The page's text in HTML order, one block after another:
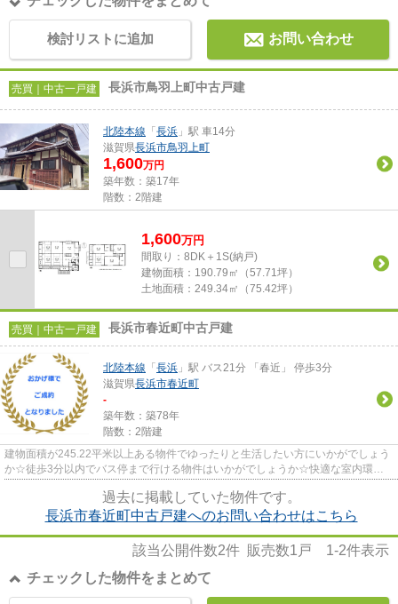
検討リストに追加 お問い合わせ
売買｜中古一戸建 長浜市鳥羽上町中古戸建
北陸本線 「 長浜 」駅 車14分
滋賀県長浜市鳥羽上町
1,600万円
築年数：築17年
階数：2階建
1,600万円
間取り：8DK＋1S(納戸)
建物面積： 190.79㎡（57.71坪）
土地面積： 249.34㎡（75.42坪）
売買｜中古一戸建 長浜市春近町中古戸建
北陸本線 「 長浜 」駅 バス21分 「春近」 停歩3分
滋賀県長浜市春近町
-
築年数：築78年
階数：2階建
建物面積が245.22平米以上ある物件でゆったりと生活したい方にいかがでしょう
か☆徒歩3分以内でバス停まで行ける物件はいかがでしょうか☆快適な室内環境
過去に掲載していた物件です。
長浜市春近町中古戸建へのお問い合わせはこちら
該当公開件数2件 販売数1 戸 1-2件表示
チェックした物件をまとめて